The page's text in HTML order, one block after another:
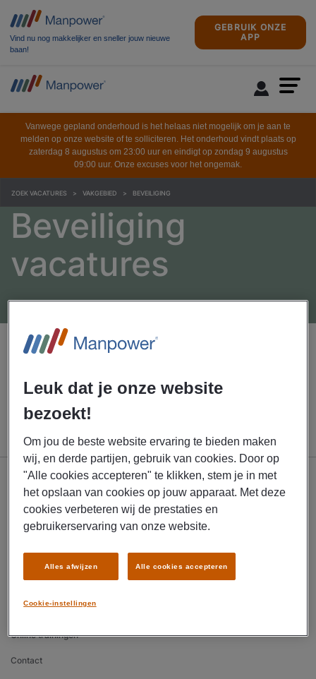
Vind nu nog makkelijker en sneller jouw nieuwe
baan!
GEBRUIK ONZE
APP
Vanwege gepland onderhoud is het helaas niet mogelijk om je aan te
melden op onze website of te solliciteren. Het onderhoud vindt plaats op
zaterdag 8 augustus om 23:00 uur en eindigt op zondag 9 augustus
09:00 uur. Onze excuses voor het ongemak.
ZOEK VACATURES VAKGEBIED BEVEILIGING
Beveiliging
vacatures
Werkzoekend
Vacatures voor jou
MyPath - Mijn carrièrepad
My Manpower App
Online trainingen
Contact
Leuk dat je onze website
bezoekt!
Om jou de beste website ervaring te bieden maken
wij, en derde partijen, gebruik van cookies. Door op
"Alle cookies accepteren" te klikken, stem je in met
het opslaan van cookies op jouw apparaat. Met deze
cookies verbeteren wij de prestaties en
gebruikerservaring van onze website.
Cookie-instellingen
Alles afwijzen Alle cookies accepteren